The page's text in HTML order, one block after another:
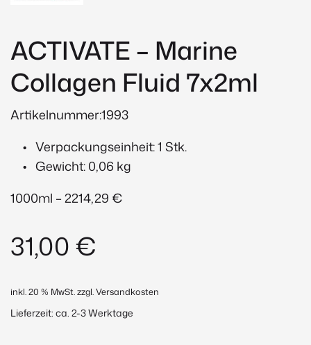
ACTIVATE – Marine
Collagen Fluid 7x2ml
Artikelnummer:1993
Verpackungseinheit: 1 Stk.
Gewicht: 0,06 kg
1000ml – 2214,29 €
31,00€
inkl. 20 % MwSt.zzgl. Versandkosten
Lieferzeit: ca. 2-3 Werktage